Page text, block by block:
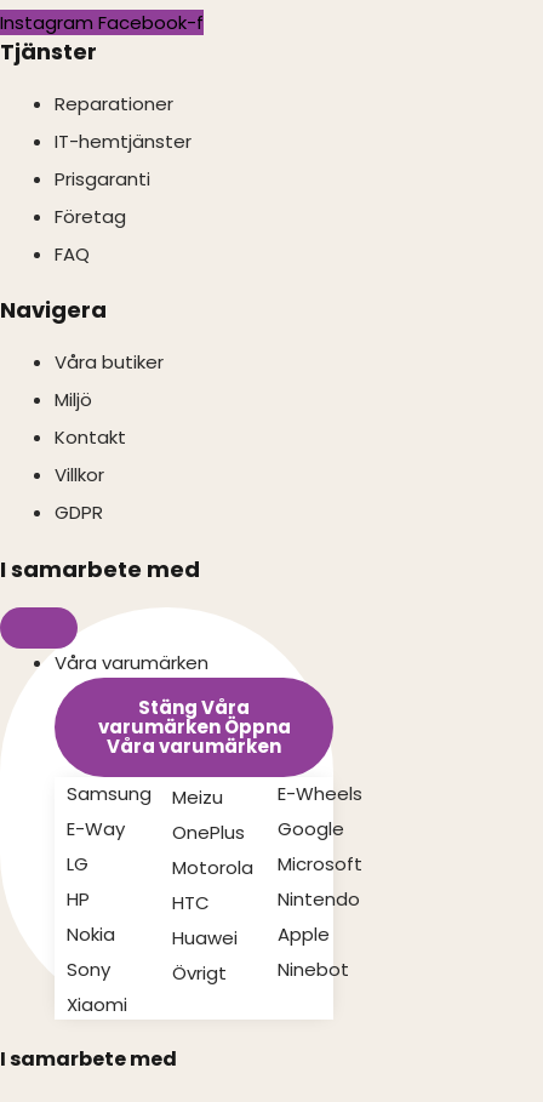
Instagram Facebook-f
Tjänster
Reparationer
IT-hemtjänster
Prisgaranti
Företag
FAQ
Navigera
Våra butiker
Miljö
Kontakt
Villkor
GDPR
I samarbete med
Våra varumärken
Stäng Våra
varumärken Öppna
Våra varumärken
Samsung
E-Way
LG
HP
Nokia
Sony
Xiaomi
Meizu
OnePlus
Motorola
HTC
Huawei
Övrigt
E-Wheels
Google
Microsoft
Nintendo
Apple
Ninebot
I samarbete med